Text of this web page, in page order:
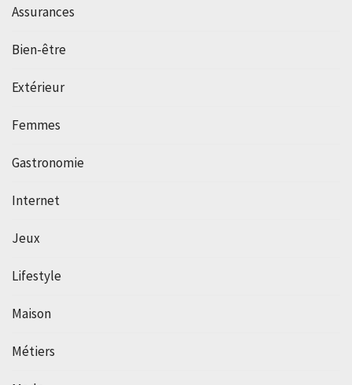
Assurances
Bien-être
Extérieur
Femmes
Gastronomie
Internet
Jeux
Lifestyle
Maison
Métiers